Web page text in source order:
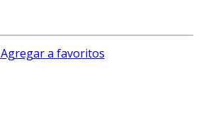
Agregar a favoritos